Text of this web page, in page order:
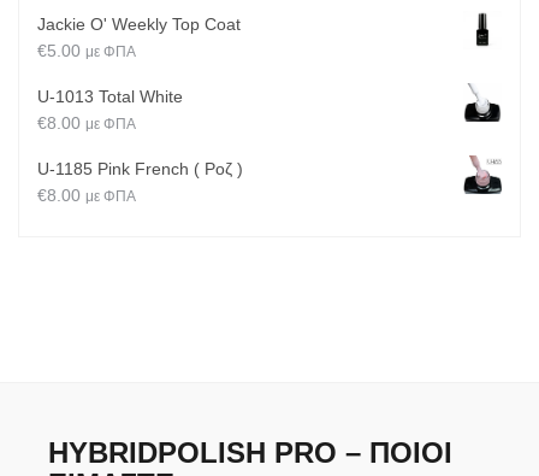
Jackie O' Weekly Top Coat
€5.00 με ΦΠΑ
U-1013 Total White
€8.00 με ΦΠΑ
U-1185 Pink French ( Ροζ )
€8.00 με ΦΠΑ
HYBRIDPOLISH PRO – ΠΟΙΟΙ